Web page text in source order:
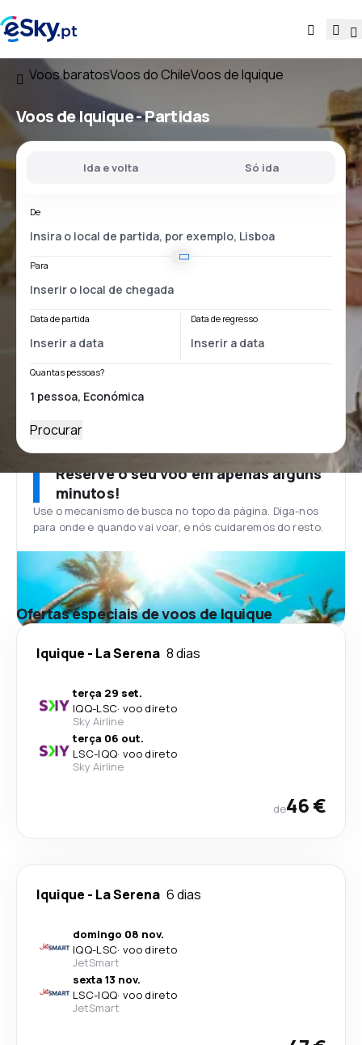
Voos baratosVoos do ChileVoos de Iquique
Voosde Iquique- Partidas
Ida e volta Só ida
De
Para
Data de partida Data de regresso
Quantas pessoas?
Procurar
Reserve o seu voo em apenas alguns
minutos!
Use o mecanismo de busca no topo da página. Diga-nos
para onde e quando vai voar, e nós cuidaremos do resto.
Ofertas especiais de voos de Iquique
Iquique - La Serena 8 dias
terça 29 set.
IQQ-LSC· voo direto
Sky Airline
terça 06 out.
LSC-IQQ· voo direto
Sky Airline
de46 €
Iquique - La Serena 6 dias
domingo 08 nov.
IQQ-LSC· voo direto
JetSmart
sexta 13 nov.
LSC-IQQ· voo direto
JetSmart